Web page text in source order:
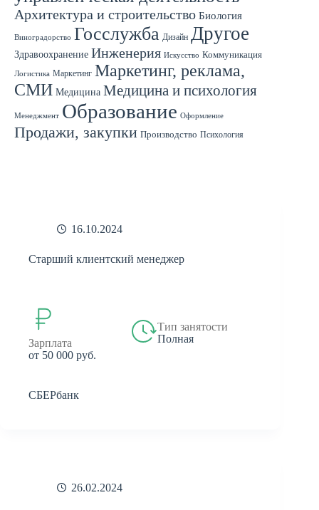
16.10.2024
Старший клиентский менеджер
Зарплата
от 50 000 руб.
Тип занятости
Полная
СБЕРбанк
26.02.2024
Архитектура и строительство Биология
Виноградорство Госслужба Дизайн Другое
Здравоохранение Инженерия Искусство Коммуникация
Логистика Маркетинг Маркетинг, реклама,
СМИ Медицина Медицина и психология
Менеджмент Образование Оформление
Продажи, закупки Производство Психология